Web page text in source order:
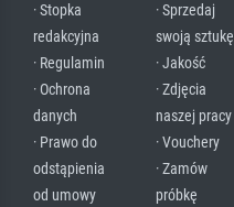
· Stopka
redakcyjna
· Regulamin
· Ochrona
danych
· Prawo do
odstąpienia
od umowy
· Sprzedaj
swoją sztukę
· Jakość
· Zdjęcia
naszej pracy
· Vouchery
· Zamów
próbkę